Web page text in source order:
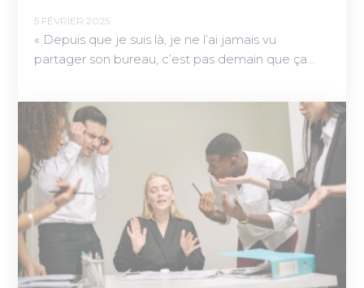
5 FÉVRIER 2025
« Depuis que je suis là, je ne l’ai jamais vu
partager son bureau, c’est pas demain que ça…